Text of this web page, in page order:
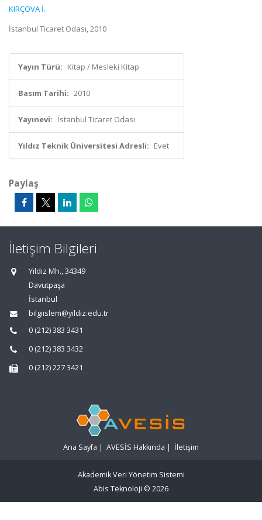
KIRÇOVA İ.
İstanbul Ticaret Odası, 2010
Yayın Türü: Kitap / Mesleki Kitap
Basım Tarihi: 2010
Yayınevi: İstanbul Ticaret Odası
Yıldız Teknik Üniversitesi Adresli: Evet
Paylaş
İletişim Bilgileri
Yıldız Mh., 34349
Davutpaşa
İstanbul
bilgiislem@yildiz.edu.tr
0 (212) 383 3431
0 (212) 383 3432
0 (212) 227 3421
Ana Sayfa | AVESİS Hakkında | İletişim
Akademik Veri Yönetim Sistemi
Abis Teknoloji © 2026